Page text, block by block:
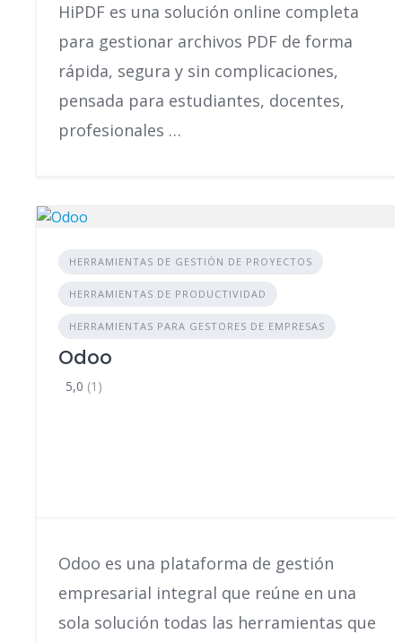
HiPDF es una solución online completa
para gestionar archivos PDF de forma
rápida, segura y sin complicaciones,
pensada para estudiantes, docentes,
profesionales …
HERRAMIENTAS DE GESTIÓN DE PROYECTOS
HERRAMIENTAS DE PRODUCTIVIDAD
HERRAMIENTAS PARA GESTORES DE EMPRESAS
Odoo
5,0 (1)
Odoo es una plataforma de gestión
empresarial integral que reúne en una
sola solución todas las herramientas que